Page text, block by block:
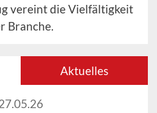
vereint die Vielfältigkeit
Branche.
Aktuelles